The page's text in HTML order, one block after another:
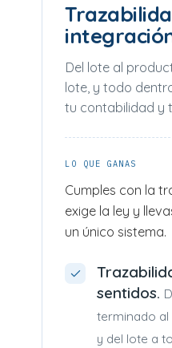
Del lote al
lote, y todo
tu contabilidad y
LO QUE GANAS
Cumples con la
exige la ley y
un único sistema.
sentidos.
terminado
y del lote a